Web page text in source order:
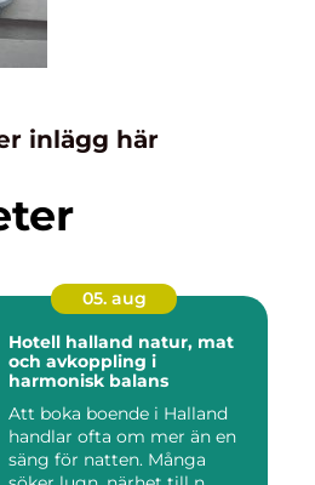
inlägg här
05. aug
Hotell halland natur, mat
och avkoppling i
harmonisk balans
Att boka boende i Halland
handlar ofta om mer än en
säng för natten. Många